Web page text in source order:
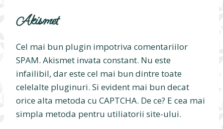
Akismet
Cel mai bun plugin impotriva comentariilor
SPAM. Akismet invata constant. Nu este
infailibil, dar este cel mai bun dintre toate
celelalte pluginuri. Si evident mai bun decat
orice alta metoda cu CAPTCHA. De ce? E cea mai
simpla metoda pentru utiliatorii site-ului.